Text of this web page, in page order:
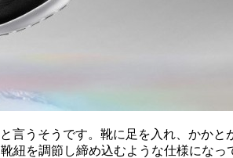
言うそうです。靴に足を入れ、かかと
紐を調節し締め込むような仕様になっ